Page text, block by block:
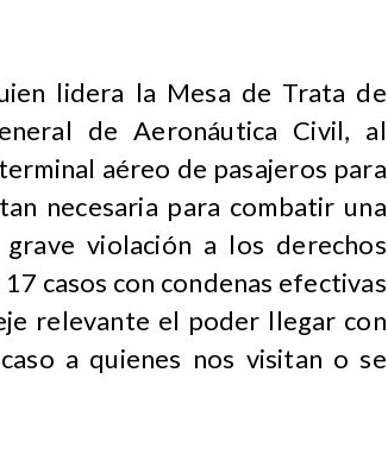
lidera la Mesa de Trata de
de Aeronáutica Civil, al
aéreo de pasajeros para
necesaria para combatir una
violación a los derechos
casos con condenas efectivas
relevante el poder llegar con
a quienes nos visitan o se